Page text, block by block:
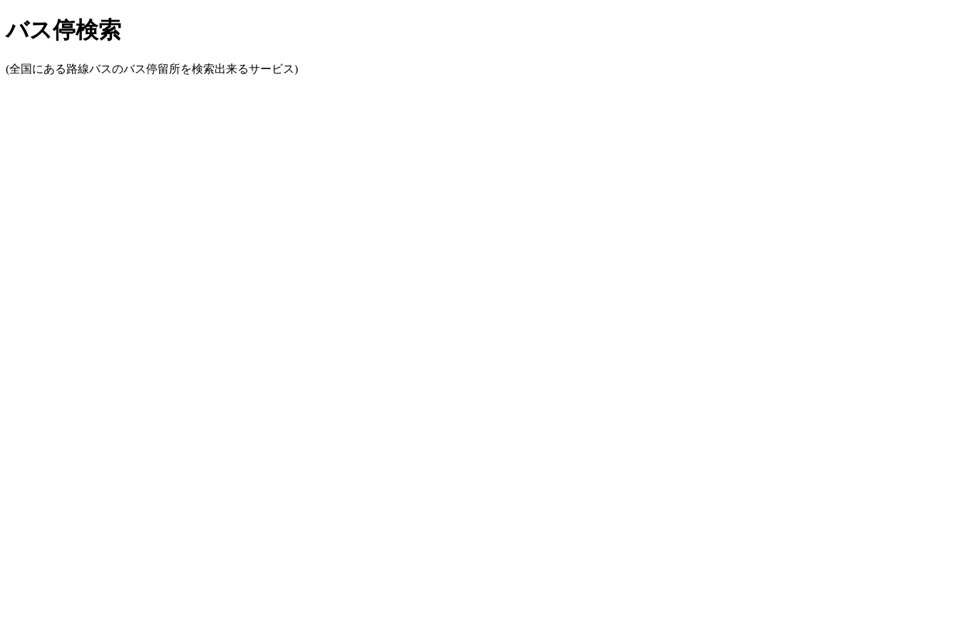
バス停検索
(全国にある路線バスのバス停留所を検索出来るサービス)